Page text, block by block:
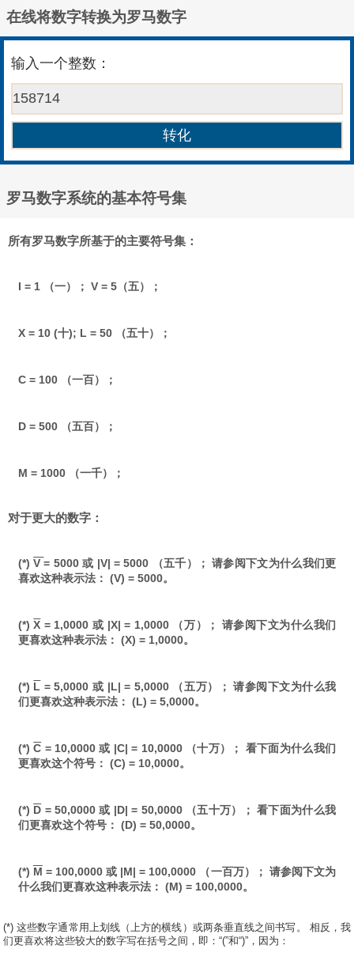
在线将数字转换为罗马数字
输入一个整数：
罗马数字系统的基本符号集
所有罗马数字所基于的主要符号集：
I = 1 （一）； V = 5（五）；
X = 10 (十); L = 50 （五十）；
C = 100 （一百）；
D = 500 （五百）；
M = 1000 （一千）；
对于更大的数字：
(*)V= 5000 或 |V| = 5000 （五千）； 请参阅下文为什么我们更
喜欢这种表示法： (V) = 5000。
(*)X = 1,0000 或 |X| = 1,0000 （万）； 请参阅下文为什么我们
更喜欢这种表示法： (X) = 1,0000。
(*) L = 5,0000 或 |L| = 5,0000 （五万）； 请参阅下文为什么我
们更喜欢这种表示法： (L) = 5,0000。
(*)C = 10,0000 或 |C| = 10,0000 （十万）； 看下面为什么我们
更喜欢这个符号： (C) = 10,0000。
(*) D = 50,0000 或 |D| = 50,0000 （五十万）； 看下面为什么我
们更喜欢这个符号： (D) = 50,0000。
(*) M = 100,0000 或 |M| = 100,0000 （一百万）； 请参阅下文为
什么我们更喜欢这种表示法： (M) = 100,0000。
(*) 这些数字通常用上划线（上方的横线）或两条垂直线之间书写。 相反，我
们更喜欢将这些较大的数字写在括号之间，即：“(”和“)”，因为：